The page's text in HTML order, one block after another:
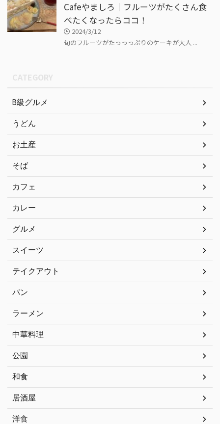
Cafeやましろ｜フルーツがたくさん食
べたくなったらココ！
2024/3/12
旬のフルーツがたっっっぷりのケーキが大人 ...
B級グルメ
うどん
お土産
そば
カフェ
カレー
グルメ
スイーツ
テイクアウト
パン
ラーメン
中華料理
公園
和食
居酒屋
洋食